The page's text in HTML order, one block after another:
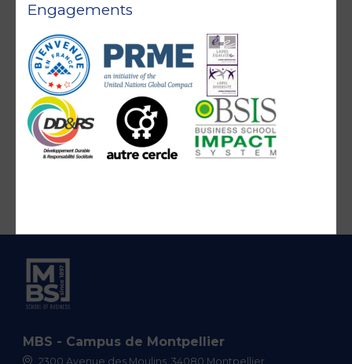
Engagements
MBS - Campus de Montpellier
2300 Avenue des Moulins, 34080 Montpellier